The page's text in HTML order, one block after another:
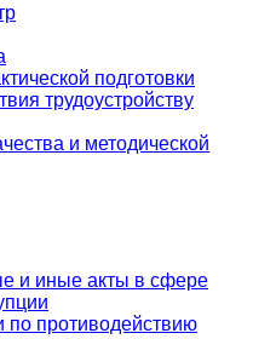
подготовки
трудоустройству
и методической
и иные акты в сфере
по противодействию